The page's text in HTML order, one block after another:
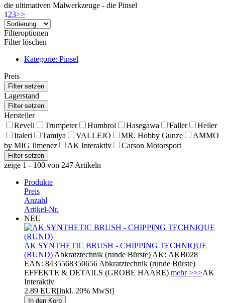
die ultimativen Malwerkzeuge - die Pinsel
1 23>>
Filteroptionen
Filter löschen
Kategorie: Pinsel
Preis
Lagerstand
Hersteller
Revell
Trumpeter Humbrol Hasegawa Faller
Heller
Italeri
Tamiya VALLEJO MR. Hobby Gunze
AMMO
by MIG Jimenez
AK Interaktiv Carson Motorsport
zeige 1 - 100 von 247 Artikeln
Produkte
Preis
Anzahl
Artikel-Nr.
NEU
AK SYNTHETIC BRUSH - CHIPPING TECHNIQUE
(RUND) Abkratztechnik (runde Bürste) AK: AKB028
EAN: 8435568350656 Abkratztechnik (runde Bürste)
EFFEKTE & DETAILS (GROBE HAARE) mehr >>>AK
Interaktiv
2.89 EUR[inkl. 20% MwSt]